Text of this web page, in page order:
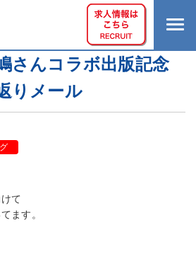
さんコラボ出版記念
りメール
て
ます。